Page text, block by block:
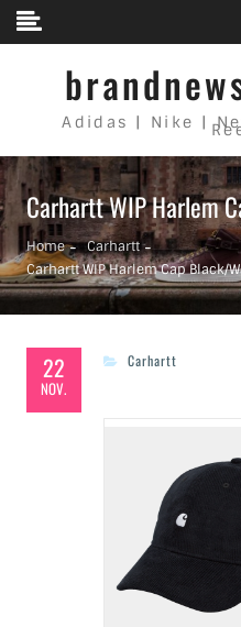
Skip to content
Adidas | Nike |
Carhartt WIP Harlem
Home
Carhartt
Carhartt WIP Harlem Cap Black/
22
NOV.
Carhartt